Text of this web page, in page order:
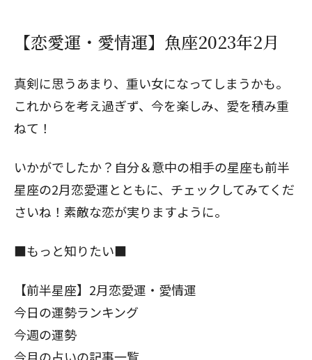
【恋愛運・愛情運】魚座2023年2月
真剣に思うあまり、重い女になってしまうかも。
これからを考え過ぎず、今を楽しみ、愛を積み重
ねて！
いかがでしたか？自分＆意中の相手の星座も前半
星座の2月恋愛運とともに、チェックしてみてくだ
さいね！素敵な恋が実りますように。
■もっと知りたい■
【前半星座】2月恋愛運・愛情運
今日の運勢ランキング
今週の運勢